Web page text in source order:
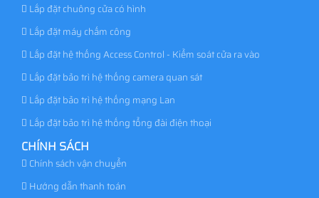
Lắp đặt chuông cửa có hình
Lắp đặt máy chấm công
Lắp đặt hệ thống Access Control - Kiểm soát cửa ra vào
Lắp đặt bảo trì hệ thống camera quan sát
Lắp đặt bảo trì hệ thống mạng Lan
Lắp đặt bảo trì hệ thống tổng đài điện thoại
CHÍNH SÁCH
Chính sách vận chuyển
Hướng dẫn thanh toán